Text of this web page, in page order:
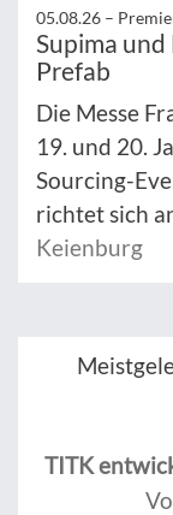
05.08.26 –
Supima
Prefab
Die Messe
19. und 20.
Sourcing-
richtet sich
Keienburg
TITK